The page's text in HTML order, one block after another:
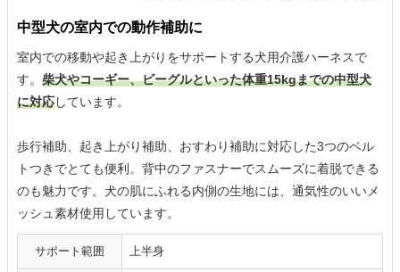
中型犬の室内での動作補助に
室内での移動や起き上がりをサポートする犬用介護ハーネスで
す。 柴犬やコーギー、ビーグルといった体重15kgまでの中型犬
に対応しています。
歩行補助、起き上がり補助、おすわり補助に対応した3つのベル
トつきでとても便利。背中のファスナーでスムーズに着脱できる
のも魅力です。犬の肌にふれる内側の生地には、通気性のいいメ
ッシュ素材使用しています。
サポート範囲 上半身